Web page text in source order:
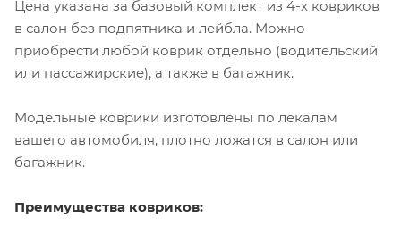
Цена указана за базовый комплект из 4-х ковриков
в салон без подпятника и лейбла. Можно
приобрести любой коврик отдельно (водительский
или пассажирские), а также в багажник.
Модельные коврики изготовлены по лекалам
вашего автомобиля, плотно ложатся в салон или
багажник.
Преимущества ковриков: